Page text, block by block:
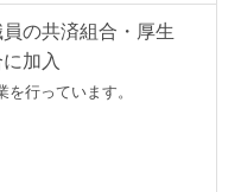
員の共済組合・厚生
加入
を行っています。